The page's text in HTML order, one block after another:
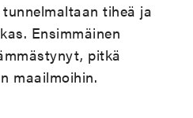
tiheä ja
Ensimmäinen
pitkä
maailmoihin.